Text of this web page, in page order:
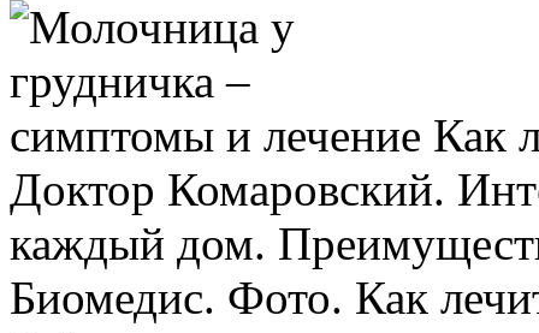
Как
Доктор Комаровский.
каждый дом.
Биомедис. Фото. Как